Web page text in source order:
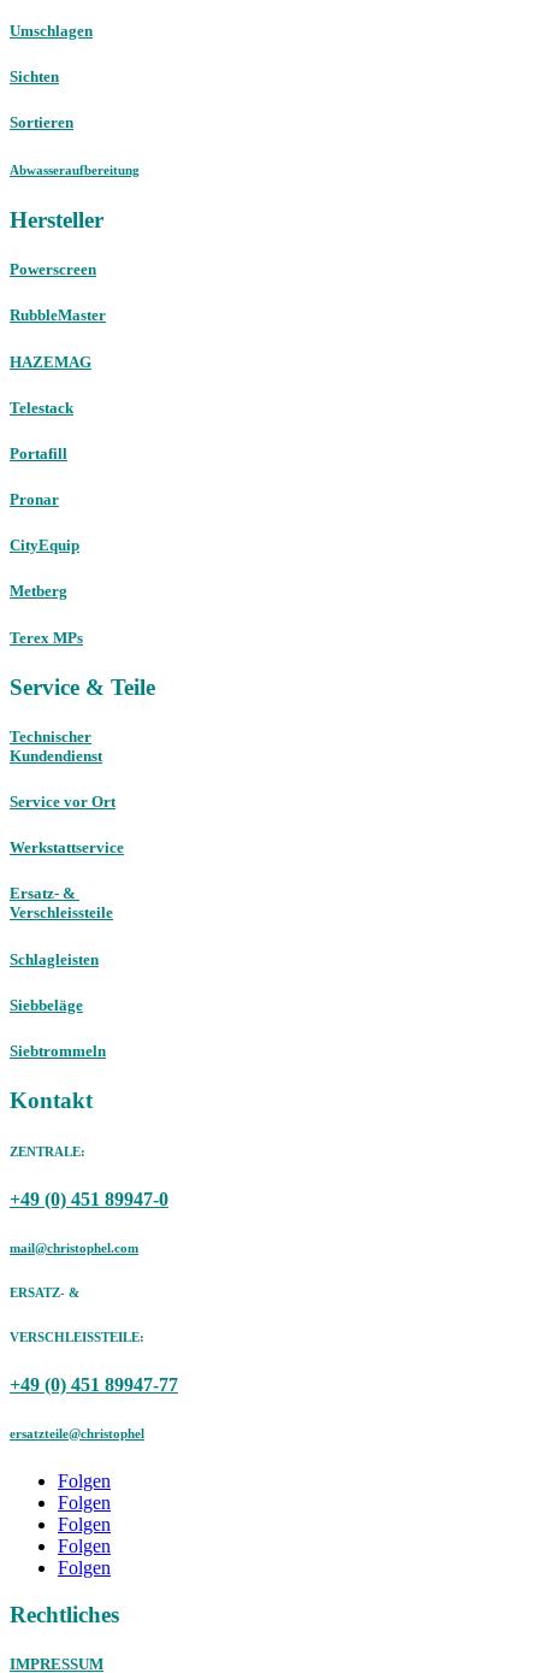
Umschlagen
Sichten
Sortieren
Abwasseraufbereitung
Hersteller
Powerscreen
RubbleMaster
HAZEMAG
Telestack
Portafill
Pronar
CityEquip
Metberg
Terex MPs
Service & Teile
Technischer
Kundendienst
Service vor Ort
Werkstattservice
Ersatz- &
Verschleissteile
Schlagleisten
Siebbeläge
Siebtrommeln
Kontakt
ZENTRALE:
+49 (0) 451 89947-0
mail@christophel.com
ERSATZ- &
VERSCHLEISSTEILE:
+49 (0) 451 89947-77
ersatzteile@christophel
Folgen
Folgen
Folgen
Folgen
Folgen
Rechtliches
IMPRESSUM